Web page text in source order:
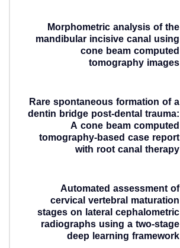
Morphometric analysis of the
mandibular incisive canal using
cone beam computed
tomography images
Rare spontaneous formation of a
dentin bridge post-dental trauma:
A cone beam computed
tomography-based case report
with root canal therapy
Automated assessment of
cervical vertebral maturation
stages on lateral cephalometric
radiographs using a two-stage
deep learning framework